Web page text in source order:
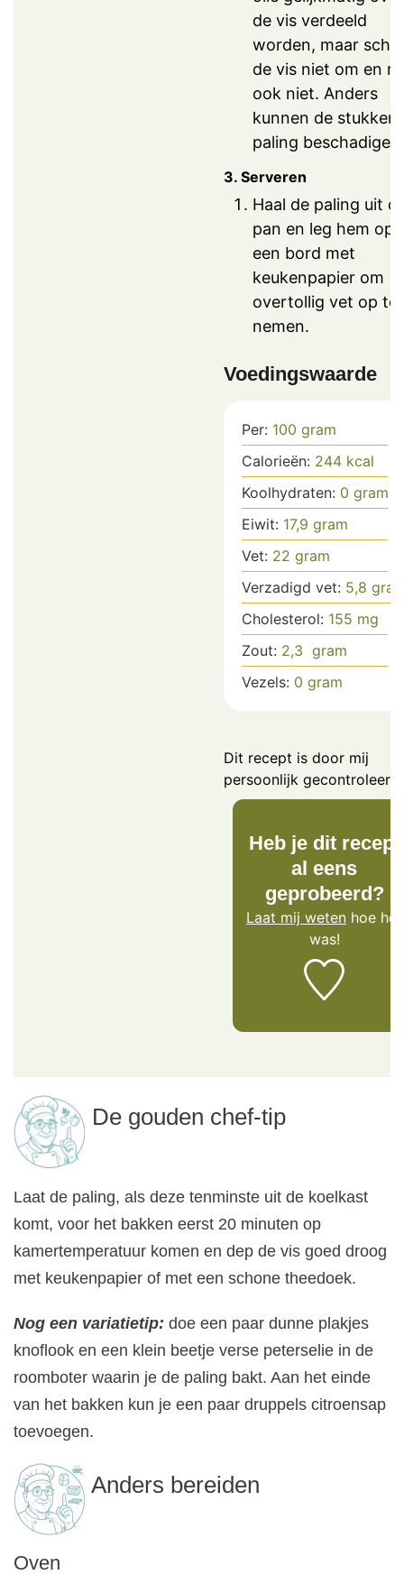
de vis verdeeld
worden, maar
de vis niet om en
ook niet. Anders
kunnen de stukken
paling beschadigen.
3. Serveren
Haal de paling uit
pan en leg hem op
een bord met
keukenpapier om
overtollig vet op te
nemen.
Voedingswaarde
Per: 100 gram
Calorieën: 244 kcal
Koolhydraten: 0 gram
Eiwit: 17,9 gram
Vet: 22 gram
Verzadigd vet: 5,8
Cholesterol: 155 mg
Zout: 2,3 gram
Vezels: 0 gram
Dit recept is door mij
persoonlijk gecontroleerd.
Heb je dit recept
al eens
geprobeerd?
Laat mij weten hoe het
was!
De gouden chef-tip
Laat de paling, als deze tenminste uit de koelkast
komt, voor het bakken eerst 20 minuten op
kamertemperatuur komen en dep de vis goed droog
met keukenpapier of met een schone theedoek.
Nog een variatietip: doe een paar dunne plakjes
knoflook en een klein beetje verse peterselie in de
roomboter waarin je de paling bakt. Aan het einde
van het bakken kun je een paar druppels citroensap
toevoegen.
Anders bereiden
Oven